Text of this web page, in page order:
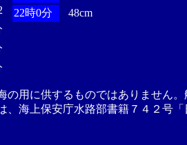
22時0分
48cm
の用に供するものではありません
、海上保安庁水路部書籍７４２号